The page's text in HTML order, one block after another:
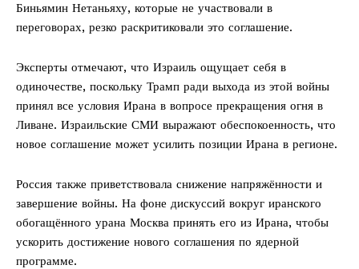
Биньямин Нетаньяху, которые не участвовали в
переговорах, резко раскритиковали это соглашение.
Эксперты отмечают, что Израиль ощущает себя в
одиночестве, поскольку Трамп ради выхода из этой войны
принял все условия Ирана в вопросе прекращения огня в
Ливане. Израильские СМИ выражают обеспокоенность, что
новое соглашение может усилить позиции Ирана в регионе.
Россия также приветствовала снижение напряжённости и
завершение войны. На фоне дискуссий вокруг иранского
обогащённого урана Москва принять его из Ирана, чтобы
ускорить достижение нового соглашения по ядерной
программе.